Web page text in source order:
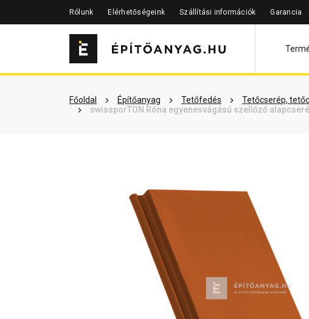
Rólunk Elérhetőségeink Szállítási információk Garancia
Főoldal Építőanyag Tetőfedés Tetőcserép,
swissporTON Róna egyenesvágású szellőző
Szükséged lehet rá Részletes leírás